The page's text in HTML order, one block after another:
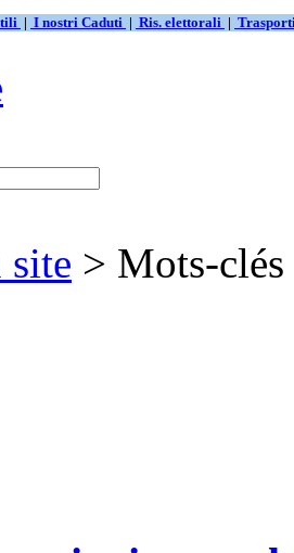
| I nostri Caduti | Ris. elettorali |
> Mots-